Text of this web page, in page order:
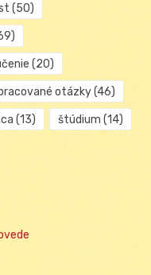
(50)
(20)
otázky(46)
(13) štúdium (14)